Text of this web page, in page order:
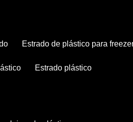
estrado de plástico para
estrado plástico